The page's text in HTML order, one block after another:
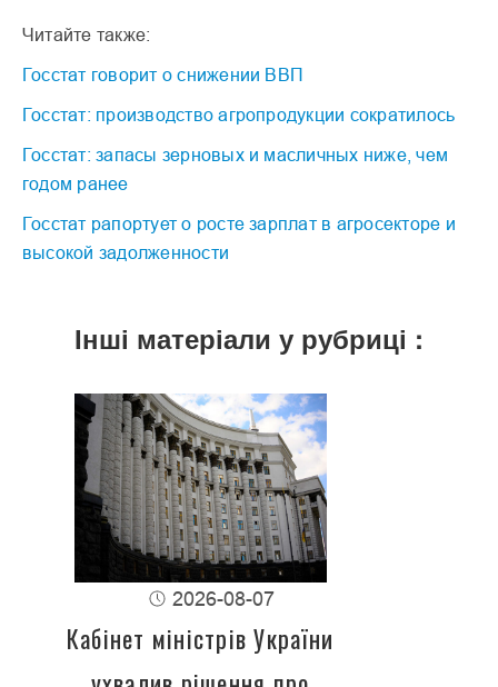
Читайте также:
Госстат говорит о снижении ВВП
Госстат: производство агропродукции сократилось
Госстат: запасы зерновых и масличных ниже, чем
годом ранее
Госстат рапортует о росте зарплат в агросекторе и
высокой задолженности
Інші матеріали у рубриці :
2026-08-07
Кабінет міністрів України